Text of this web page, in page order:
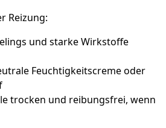
Reizung:
und starke Wirkstoffe
Feuchtigkeitscreme oder
trocken und reibungsfrei, wenn